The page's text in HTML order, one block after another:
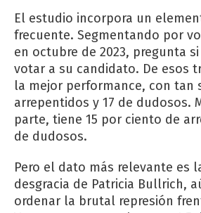
El estudio incorpora un
frecuente. Segmentando por
en octubre de 2023, pregunta
votar a su candidato. De esos
la mejor performance, con tan
arrepentidos y 17 de dudosos.
parte, tiene 15 por ciento de
de dudosos.
Pero el dato más relevante es
desgracia de Patricia Bullrich,
ordenar la brutal represión